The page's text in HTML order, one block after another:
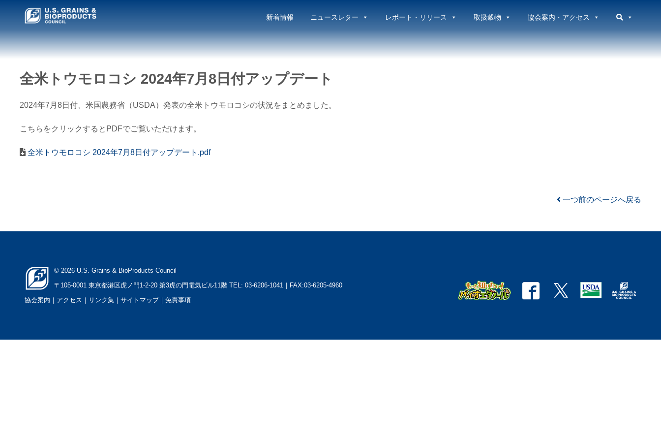
新着情報 ニュースレター レポート・リリース 取扱穀物 協会案内・アクセス
全米トウモロコシ 2024年7月8日付アップデート
2024年7月8日付、米国農務省（USDA）発表の全米トウモロコシの状況をまとめました。
こちらをクリックするとPDFでご覧いただけます。
全米トウモロコシ 2024年7月8日付アップデート.pdf
一つ前のページへ戻る
© 2026 U.S. Grains & BioProducts Council
〒105-0001 東京都港区虎ノ門1-2-20 第3虎の門電気ビル11階 TEL: 03-6206-1041｜FAX:03-6205-4960
協会案内 ｜アクセス ｜ リンク集 ｜ サイトマップ｜ 免責事項